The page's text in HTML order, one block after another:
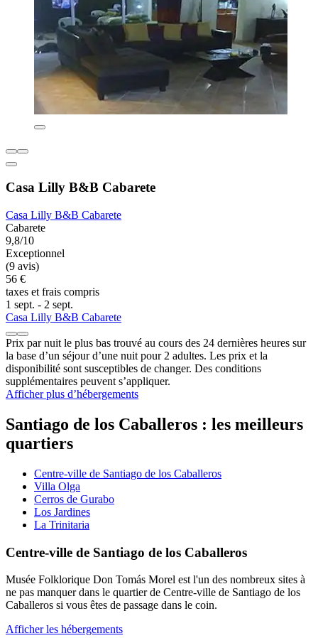
Casa Lilly B&B Cabarete
Casa Lilly B&B Cabarete
Cabarete
9,8/10
Exceptionnel
(9 avis)
56 €
taxes et frais compris
1 sept. - 2 sept.
Casa Lilly B&B Cabarete
Prix par nuit le plus bas trouvé au cours des 24 dernières heures sur
la base d’un séjour d’une nuit pour 2 adultes. Les prix et la
disponibilité sont susceptibles de changer. Des conditions
supplémentaires peuvent s’appliquer.
Afficher plus d’hébergements
Santiago de los Caballeros : les meilleurs
quartiers
Centre-ville de Santiago de los Caballeros
Villa Olga
Cerros de Gurabo
Los Jardines
La Trinitaria
Centre-ville de Santiago de los Caballeros
Musée Folklorique Don Tomás Morel est l'un des nombreux sites à
ne pas manquer dans le quartier de Centre-ville de Santiago de los
Caballeros si vous êtes de passage dans le coin.
Afficher les hébergements